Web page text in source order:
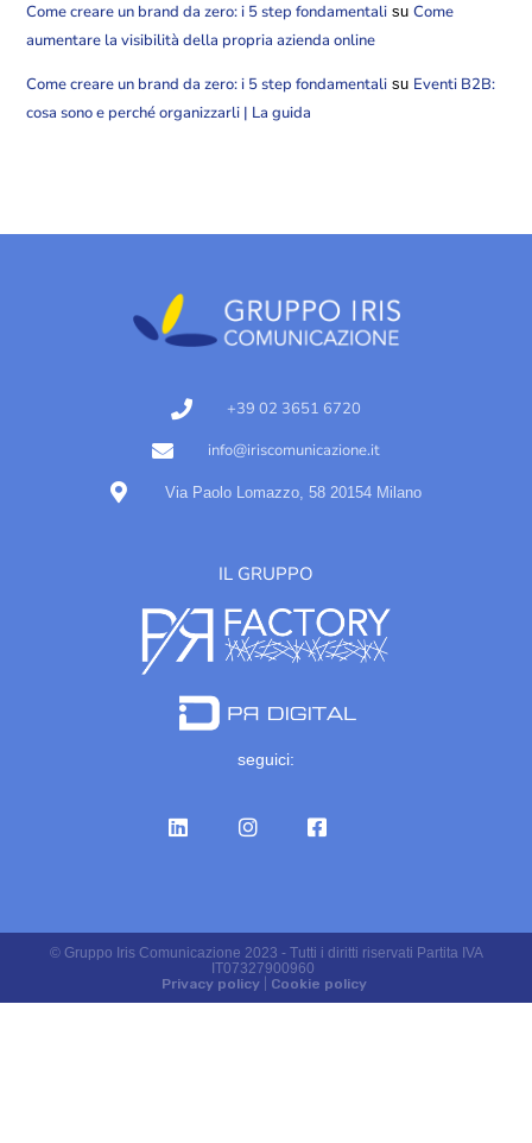
Come creare un brand da zero: i 5 step fondamentali suCome
aumentare la visibilità della propria azienda online
Come creare un brand da zero: i 5 step fondamentali su Eventi B2B:
cosa sono e perché organizzarli | La guida
+39 02 3651 6720
info@iriscomunicazione.it
Via Paolo Lomazzo, 58 20154 Milano
IL GRUPPO
seguici:
© Gruppo Iris Comunicazione 2023 - Tutti i diritti riservati Partita IVA
IT07327900960
Privacy policy| Cookie policy